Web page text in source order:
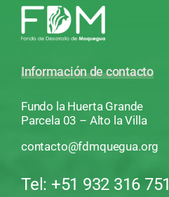
Información de contacto
Fundo la Huerta Grande
Parcela 03 – Alto la Villa
contacto@fdmquegua.org
Tel: +51 932 316 751